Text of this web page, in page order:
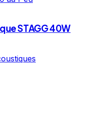
STAGG 40W